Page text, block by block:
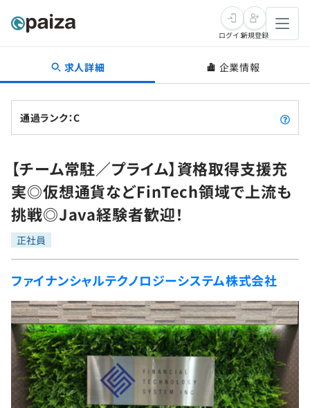
転職・キャリア
転職成功ガイド
転職エージェント
インタビュー
転職成功ガイド
新卒就活
求人検索
本選考
インターン
新卒エージェント
イベント・セミナー
インタビュー
就活成功ガイド
学習
問題集
4択課題
ナレッジ
リファレンス
プラン
プログラミング言語
評価結果一覧
再チャレンジ結果一覧
ゲーム・マンガ
Tech Team Journal
paiza times
note
paizaとは？
ログイン新規登録
求人詳細 企業情報
通過ランク：C
【チーム常駐／プライム】資格取得支援充
実◎仮想通貨などFinTech領域で上流も
挑戦◎Java経験者歓迎！
正社員
ファイナンシャルテクノロジーシステム株式会社